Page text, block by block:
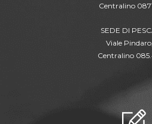
Centralino
SEDE DI
Viale
Centralino